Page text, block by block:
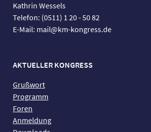
Kathrin Wessels
Telefon: (0511) 1 20 - 50 82
E-Mail: mail@km-kongress.de
AKTUELLER KONGRESS
Grußwort
Programm
Foren
Anmeldung